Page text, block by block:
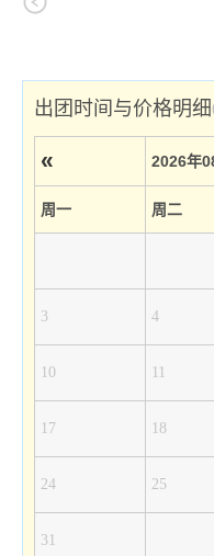
出团时间与价格明细
« 2026年
周一 周二
3 4
10 11
17 18
24 25
31